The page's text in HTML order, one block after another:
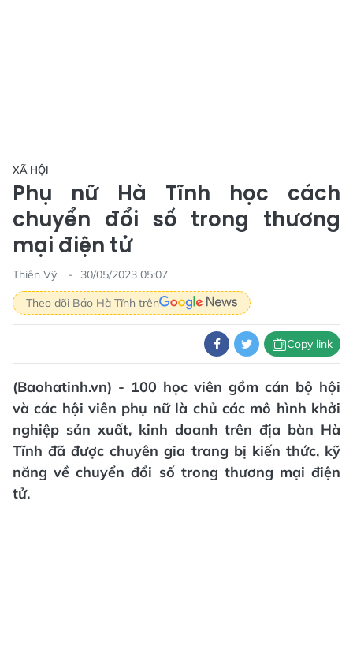
XÃ HỘI
Phụ nữ Hà Tĩnh học cách
chuyển đổi số trong thương
mại điện tử
Thiên Vỹ
30/05/2023 05:07
Theo dõi Báo Hà Tĩnh trên
Copy link
(Baohatinh.vn) - 100 học viên gồm cán bộ hội
và các hội viên phụ nữ là chủ các mô hình khởi
nghiệp sản xuất, kinh doanh trên địa bàn Hà
Tĩnh đã được chuyên gia trang bị kiến thức, kỹ
năng về chuyển đổi số trong thương mại điện
tử.